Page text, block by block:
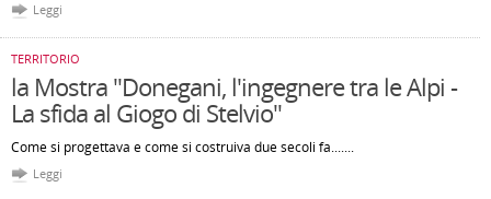
Leggi
TERRITORIO
la Mostra "Donegani, l'ingegnere tra le Alpi -
La sfida al Giogo di Stelvio"
Come si progettava e come si costruiva due secoli fa.......
Leggi